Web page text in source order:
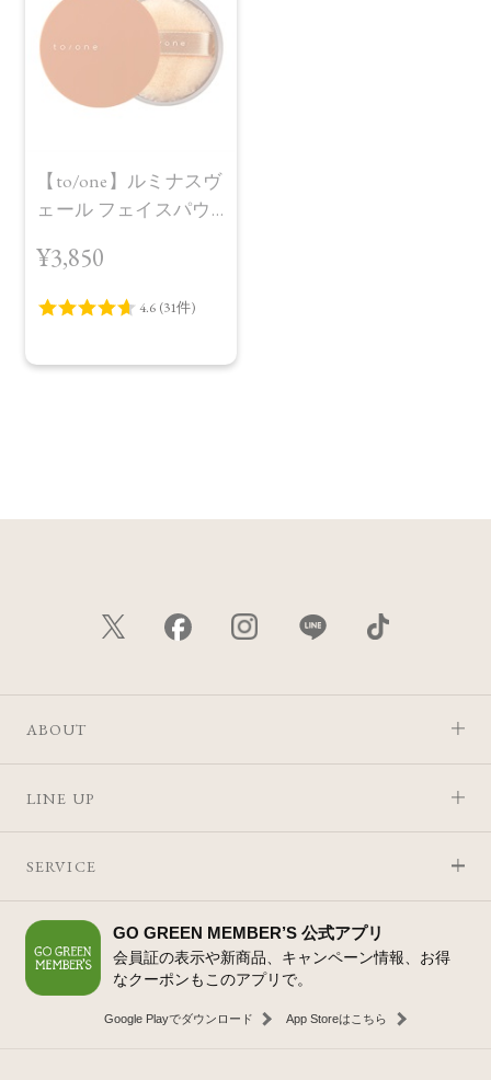
【to/one】ルミナスヴ
ェール フェイスパウ
¥3,850
ABOUT
LINE UP
SERVICE
GO GREEN MEMBER’S 公式アプリ
会員証の表示や新商品、キャンペーン情報、お得
なクーポンもこのアプリで。
Google Playでダウンロード App Storeはこちら